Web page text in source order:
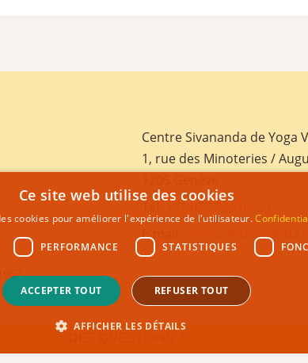
Centre Sivananda de Yoga
1, rue des Minoteries /
E-mail:
Ce site web utilise des cookies
cookies pour améliorer l'expérience de l'utilisateur.
PERFORMANCE STATISTIQUES
ACCEPTER TOUT REFUSER TOUT
AFFICHER LES DÉTAILS